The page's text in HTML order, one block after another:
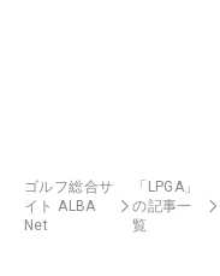
ゴルフ総合サ
イト ALBA
Net
「LPGA」
の記事一
覧